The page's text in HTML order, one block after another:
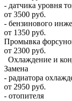
- датчика уровня
от 3500 руб.
- бензинового
от 1350 руб.
Промывка
от 2300 руб.
Охлаждение и
Замена
- радиатора
от 2950 руб.
- отопителя